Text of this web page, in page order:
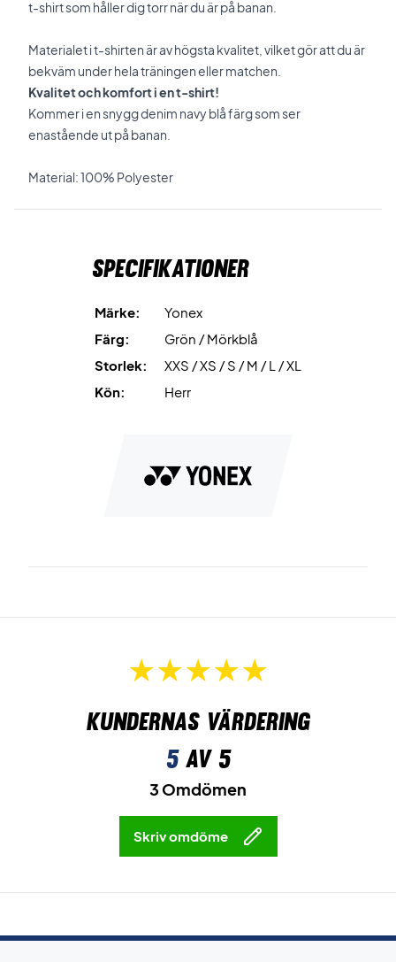
t-shirt som håller dig torr när du är på banan.
Materialet i t-shirten är av högsta kvalitet, vilket gör att du är
bekväm under hela träningen eller matchen.
Kvalitet och komfort i en t-shirt!
Kommer i en snygg denim navy blå färg som ser
enastående ut på banan.
Material: 100% Polyester
Specifikationer
Märke:
Yonex
Färg:
Grön / Mörkblå
Storlek:
XXS / XS / S / M / L / XL
Kön:
Herr
Kundernas värdering
5av 5
3 Omdömen
Skriv omdöme